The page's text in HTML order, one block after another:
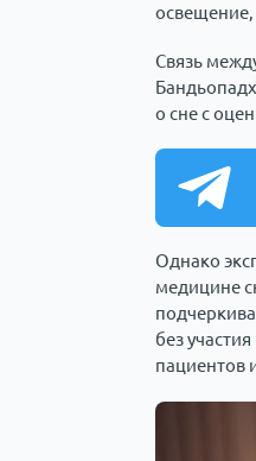
освещение,
Связь
о сне с
Однако
медицине
без
пациентов